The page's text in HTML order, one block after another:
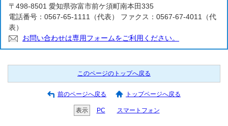
〒498-8501 愛知県弥富市前ケ須町南本田335
電話番号：0567-65-1111（代表） ファクス：0567-67-4011（代
表）
お問い合わせは専用フォームをご利用ください。
このページのトップへ戻る
前のページへ戻る トップページへ戻る
表示 PC スマートフォン